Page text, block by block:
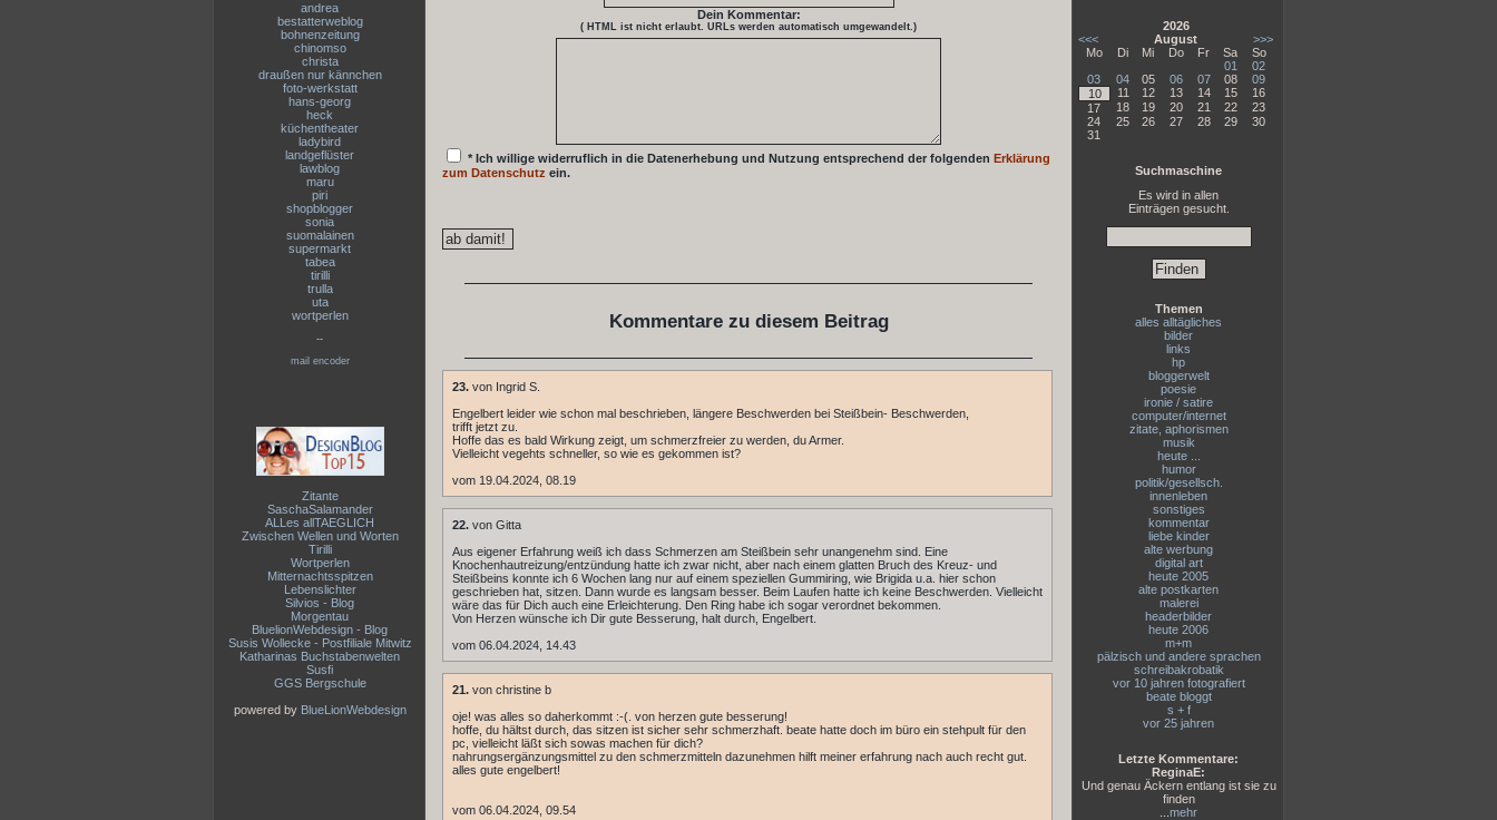
andrea
bestatterweblog
bohnenzeitung
chinomso
christa
draußen nur kännchen
foto-werkstatt
hans-georg
heck
küchentheater
ladybird
landgeflüster
lawblog
maru
piri
shopblogger
sonia
suomalainen
supermarkt
tabea
tirilli
trulla
uta
wortperlen
--
mail encoder
Zitante
SaschaSalamander
ALLes allTAEGLICH
Zwischen Wellen und Worten
Tirilli
Wortperlen
Mitternachtsspitzen
Lebenslichter
Silvios - Blog
Morgentau
BluelionWebdesign - Blog
Susis Wollecke - Postfiliale Mitwitz
Katharinas Buchstabenwelten
Susfi
GGS Bergschule
powered by BlueLionWebdesign
Dein Kommentar:
( HTML ist nicht erlaubt. URLs werden automatisch umgewandelt.)
* Ich willige widerruflich in die Datenerhebung und Nutzung entsprechend der folgenden Erklärung
zum Datenschutz ein.
Kommentare zu diesem Beitrag
23. von Ingrid S.
Engelbert leider wie schon mal beschrieben, längere Beschwerden bei Steißbein- Beschwerden,
trifft jetzt zu.
Hoffe das es bald Wirkung zeigt, um schmerzfreier zu werden, du Armer.
Vielleicht vegehts schneller, so wie es gekommen ist?
vom 19.04.2024, 08.19
22. von Gitta
Aus eigener Erfahrung weiß ich dass Schmerzen am Steißbein sehr unangenehm sind. Eine
Knochenhautreizung/entzündung hatte ich zwar nicht, aber nach einem glatten Bruch des Kreuz- und
Steißbeins konnte ich 6 Wochen lang nur auf einem speziellen Gummiring, wie Brigida u.a. hier schon
geschrieben hat, sitzen. Dann wurde es langsam besser. Beim Laufen hatte ich keine Beschwerden. Vielleicht
wäre das für Dich auch eine Erleichterung. Den Ring habe ich sogar verordnet bekommen.
Von Herzen wünsche ich Dir gute Besserung, halt durch, Engelbert.
vom 06.04.2024, 14.43
21. von christine b
oje! was alles so daherkommt :-(. von herzen gute besserung!
hoffe, du hältst durch, das sitzen ist sicher sehr schmerzhaft. beate hatte doch im büro ein stehpult für den
pc, vielleicht läßt sich sowas machen für dich?
nahrungsergänzungsmittel zu den schmerzmitteln dazunehmen hilft meiner erfahrung nach auch recht gut.
alles gute engelbert!
vom 06.04.2024, 09.54
2026
<<<
August
>>>
Mo
Di Mi Do Fr Sa
So
01
02
03
04 05 06 07 08
09
10
11 12 13 14 15
16
17
18 19 20 21 22
23
24
25 26 27 28 29
30
31
Suchmaschine
Es wird in allen
Einträgen gesucht.
Themen
alles alltägliches
bilder
links
hp
bloggerwelt
poesie
ironie / satire
computer/internet
zitate, aphorismen
musik
heute ...
humor
politik/gesellsch.
innenleben
sonstiges
kommentar
liebe kinder
alte werbung
digital art
heute 2005
alte postkarten
malerei
headerbilder
heute 2006
m+m
pälzisch und andere sprachen
schreibakrobatik
vor 10 jahren fotografiert
beate bloggt
s + f
vor 25 jahren
Letzte Kommentare:
ReginaE:
Und genau Äckern entlang ist sie zu
finden
mehr